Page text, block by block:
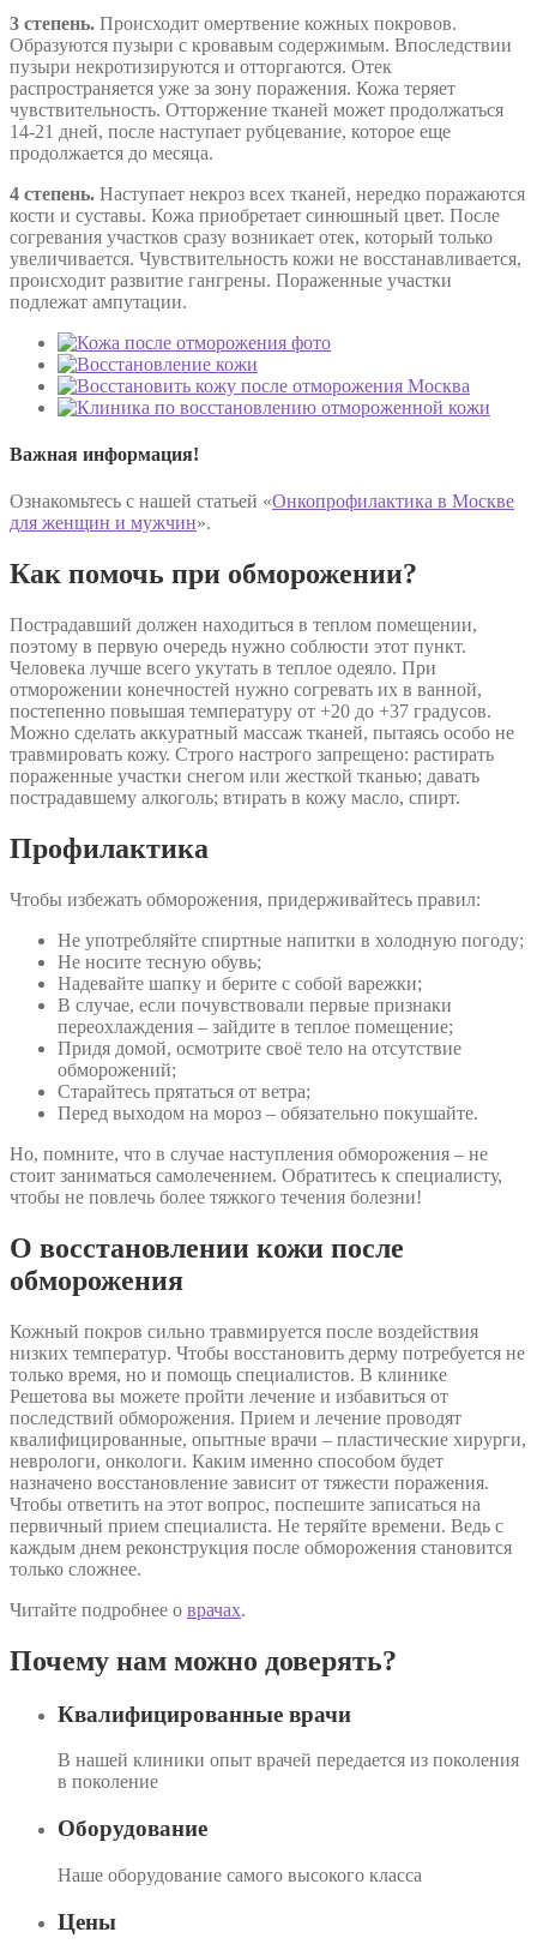
3 степень. Происходит омертвение кожных покровов.
Образуются пузыри с кровавым содержимым. Впоследствии
пузыри некротизируются и отторгаются. Отек
распространяется уже за зону поражения. Кожа теряет
чувствительность. Отторжение тканей может продолжаться
14-21 дней, после наступает рубцевание, которое еще
продолжается до месяца.
4 степень. Наступает некроз всех тканей, нередко поражаются
кости и суставы. Кожа приобретает синюшный цвет. После
согревания участков сразу возникает отек, который только
увеличивается. Чувствительность кожи не восстанавливается,
происходит развитие гангрены. Пораженные участки
подлежат ампутации.
Важная информация!
Ознакомьтесь с нашей статьей «Онкопрофилактика в Москве
для женщин и мужчин».
Как помочь при обморожении?
Пострадавший должен находиться в теплом помещении,
поэтому в первую очередь нужно соблюсти этот пункт.
Человека лучше всего укутать в теплое одеяло. При
отморожении конечностей нужно согревать их в ванной,
постепенно повышая температуру от +20 до +37 градусов.
Можно сделать аккуратный массаж тканей, пытаясь особо не
травмировать кожу. Строго настрого запрещено: растирать
пораженные участки снегом или жесткой тканью; давать
пострадавшему алкоголь; втирать в кожу масло, спирт.
Профилактика
Чтобы избежать обморожения, придерживайтесь правил:
Не употребляйте спиртные напитки в холодную погоду;
Не носите тесную обувь;
Надевайте шапку и берите с собой варежки;
В случае, если почувствовали первые признаки
переохлаждения – зайдите в теплое помещение;
Придя домой, осмотрите своё тело на отсутствие
обморожений;
Старайтесь прятаться от ветра;
Перед выходом на мороз – обязательно покушайте.
Но, помните, что в случае наступления обморожения – не
стоит заниматься самолечением. Обратитесь к специалисту,
чтобы не повлечь более тяжкого течения болезни!
О восстановлении кожи после
обморожения
Кожный покров сильно травмируется после воздействия
низких температур. Чтобы восстановить дерму потребуется не
только время, но и помощь специалистов. В клинике
Решетова вы можете пройти лечение и избавиться от
последствий обморожения. Прием и лечение проводят
квалифицированные, опытные врачи – пластические хирурги,
неврологи, онкологи. Каким именно способом будет
назначено восстановление зависит от тяжести поражения.
Чтобы ответить на этот вопрос, поспешите записаться на
первичный прием специалиста. Не теряйте времени. Ведь с
каждым днем реконструкция после обморожения становится
только сложнее.
Читайте подробнее о врачах.
Почему нам можно доверять?
Квалифицированные врачи
В нашей клиники опыт врачей передается из поколения
в поколение
Оборудование
Наше оборудование самого высокого класса
Цены